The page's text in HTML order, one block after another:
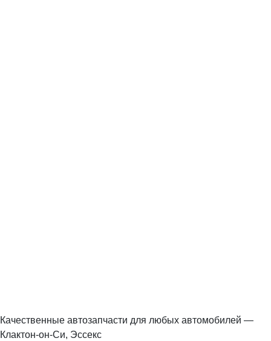
Качественные автозапчасти для любых автомобилей —
Клактон-он-Си, Эссекс